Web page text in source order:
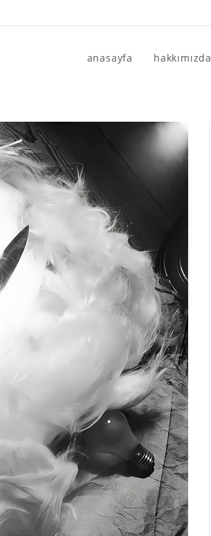
anasayfa hakkımızda